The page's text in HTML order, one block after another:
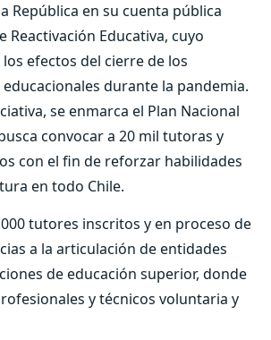
República en su cuenta pública
Reactivación Educativa, cuyo
efectos del cierre de los
durante la pandemia.
se enmarca el Plan Nacional
convocar a 20 mil tutoras y
con el fin de reforzar habilidades
en todo Chile.
tutores inscritos y en proceso de
a la articulación de entidades
de educación superior, donde
y técnicos voluntaria y